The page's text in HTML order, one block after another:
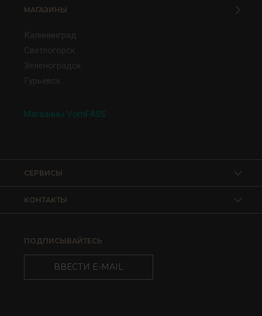
МАГАЗИНЫ
Калининград
Светлогорск
Зеленоградск
Гурьевск
Магазины VomFASS
КОНТАКТЫ
СЕРВИСЫ
ПОДПИСЫВАЙТЕСЬ
ВВЕСТИ E-MAIL